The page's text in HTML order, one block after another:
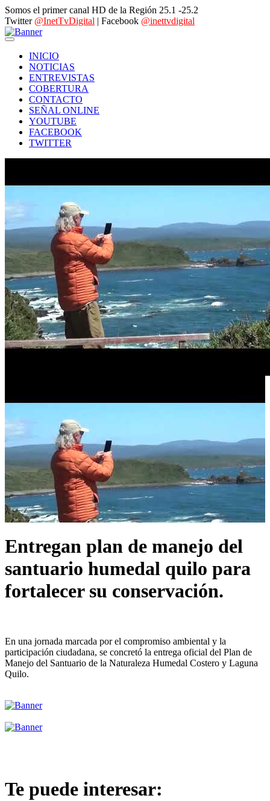
Somos el primer canal HD de la Región 25.1 -25.2
Twitter @InetTvDigital | Facebook @inettvdigital
INICIO
NOTICIAS
ENTREVISTAS
COBERTURA
CONTACTO
SEÑAL ONLINE
YOUTUBE
FACEBOOK
TWITTER
Entregan plan de manejo del
santuario humedal quilo para
fortalecer su conservación.
En una jornada marcada por el compromiso ambiental y la
participación ciudadana, se concretó la entrega oficial del Plan de
Manejo del Santuario de la Naturaleza Humedal Costero y Laguna
Quilo.
Te puede interesar: